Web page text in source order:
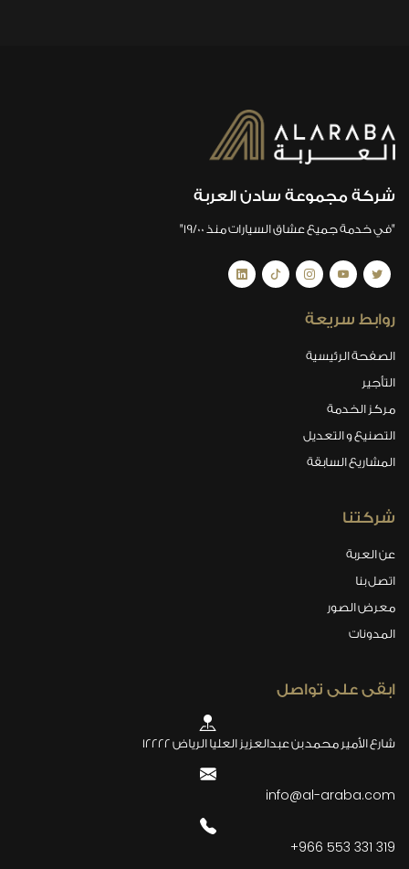
شركة مجموعة سادن العربة
"في خدمة جميع عشاق السيارات منذ 19/00"
روابط سريعة
الصفحة الرئيسية
التأجير
مركز الخدمة
التصنيع و التعديل
المشاريع السابقة
شركتنا
عن العربة
اتصل بنا
معرض الصور
المدونات
ابقى على تواصل
شارع الأمير محمد بن عبدالعزيز العليا الرياض 12222
info@al-araba.com
+966 553 331 319